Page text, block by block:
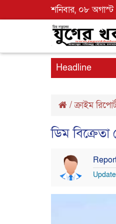
শনিবার, ০৮
Headline
/ক্রাইম
ডিম